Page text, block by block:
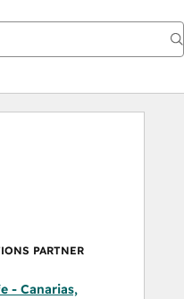
PARTNER
- Canarias,